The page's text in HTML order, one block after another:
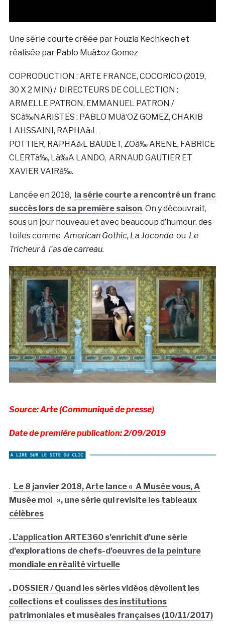
Une série courte créée par Fouzia Kechkech et
réalisée par Pablo Muà±oz Gomez
COPRODUCTION : ARTE FRANCE, COCORICO (2019,
30 X 2 MIN) / DIRECTEURS DE COLLECTION :
ARMELLE PATRON, EMMANUEL PATRON /
SCà‰NARISTES : PABLO MUà‘OZ GOMEZ, CHAKIB
LAHSSAINI, RAPHAà‹L
POTTIER, RAPHAà‹L BAUDET, ZOà‰ ARENE, FABRICE
CLERTà‰, Là‰A LANDO, ARNAUD GAUTIER ET
XAVIER VAIRà‰.
Lancée en 2018, la série courte a rencontré un franc
succès lors de sa première saison. On y découvrait,
sous un jour nouveau et avec beaucoup d’humour, des
toiles comme American Gothic, La Joconde ou Le
Tricheur à l’as de carreau.
Source: Arte (Communiqué de presse)
Date de première publication: 2/09/2019
. Le 8 janvier 2018, Arte lance « A Musée vous, A
Musée moi », une série qui revisite les tableaux
célèbres
. L’application ARTE360 s’enrichit d’une série
d’explorations de chefs-d’oeuvres de la peinture
mondiale en réalité virtuelle
. DOSSIER / Quand les séries vidéos dévoilent les
collections et coulisses des institutions
patrimoniales et muséales françaises (10/11/2017)